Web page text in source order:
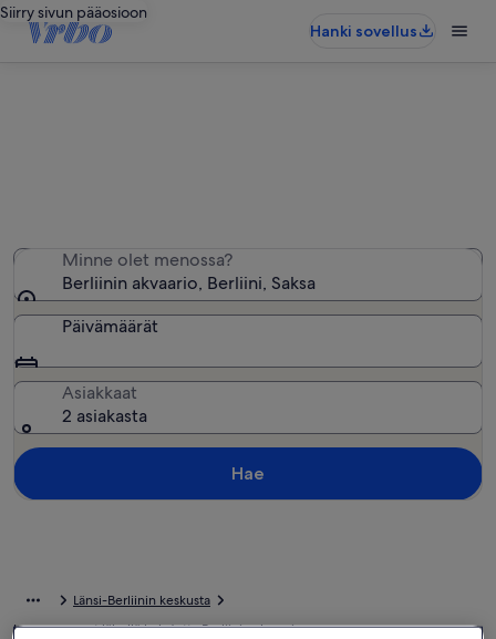
Siirry sivun pääosioon
Hanki sovellus
Minne olet menossa?
Berliinin akvaario, Berliini, Saksa
Päivämäärät
Asiakkaat
2 asiakasta
Hae
Länsi-Berliinin keskusta
Loma-asunnot lähellä kohdetta Berliinin akvaario